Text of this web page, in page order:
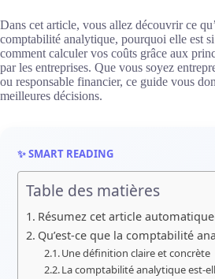
Dans cet article, vous allez découvrir ce
comptabilité analytique, pourquoi elle est
comment calculer vos coûts grâce aux
par les entreprises. Que vous soyez
ou responsable financier, ce guide vous
meilleures décisions.
✨ SMART READING
Table des matières
Résumez cet article
Qu’est-ce que la comptabilité
Une définition claire et concrète
La comptabilité analytique est-